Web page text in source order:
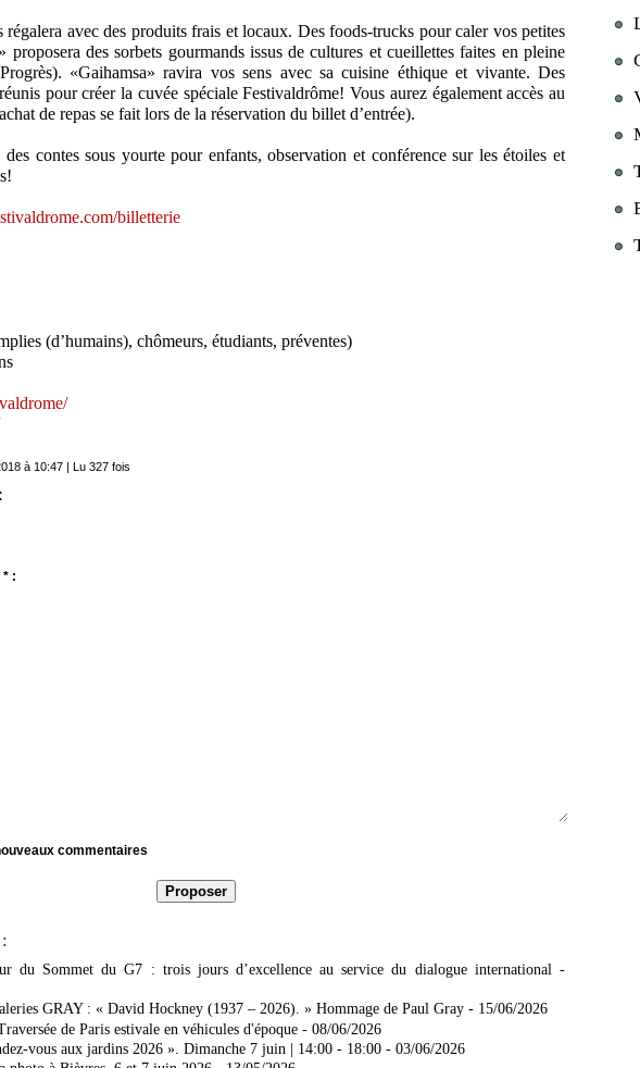
avec des produits frais et locaux. Des foods-trucks pour caler vos petites
des sorbets gourmands issus de cultures et cueillettes faites en pleine
«Gaihamsa» ravira vos sens avec sa cuisine éthique et vivante. Des
pour créer la cuvée spéciale Festivaldrôme! Vous aurez également accès au
de repas se fait lors de la réservation du billet d’entrée).
contes sous yourte pour enfants, observation et conférence sur les étoiles et
billetterie
(d’humains), chômeurs, étudiants, préventes)
à 10:47 | Lu 327 fois
:
commentaires
du Sommet du G7 : trois jours d’excellence au service du dialogue international -
GRAY : « David Hockney (1937 – 2026). » Hommage de Paul Gray - 15/06/2026
de Paris estivale en véhicules d'époque - 08/06/2026
vous aux jardins 2026 ». Dimanche 7 juin | 14:00 - 18:00 - 03/06/2026